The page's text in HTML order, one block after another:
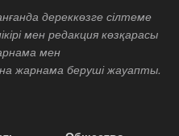
дереккөзге сілтеме
мен редакция көзқарасы
мен
жарнама беруші жауапты.